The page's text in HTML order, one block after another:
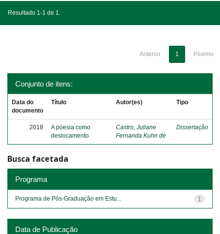
Resultado 1-1 de 1.
Anterior 1 Póximo
Conjunto de itens:
Data do
documento
Título Autor(es) Tipo
2018
A poesia como
deslocamento
Castro, Juliane
Fernanda Kuhn de
Dissertação
Busca facetada
Programa
1
Programa de Pós-Graduação em Estu...
Data de Publicação